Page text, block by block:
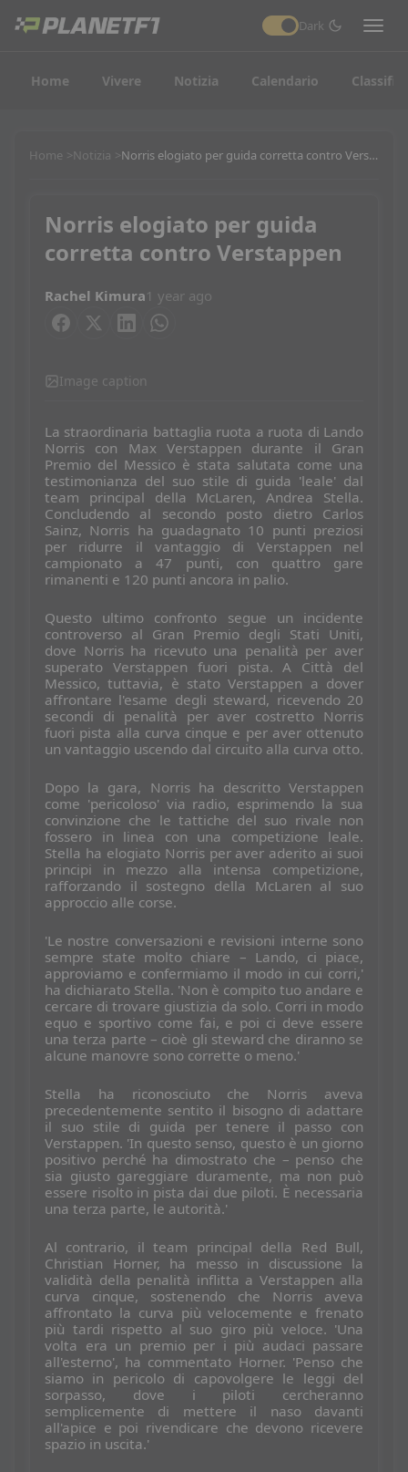
Dark
Home Vivere Notizia Calendario
Home Notizia Norris elogiato per guida corretta contro Verstappen
Norris elogiato per guida
corretta contro Verstappen
Rachel Kimura 1 year ago
Image caption
La straordinaria battaglia ruota a ruota di Lando
Norris con Max Verstappen durante il Gran
Premio del Messico è stata salutata come una
testimonianza del suo stile di guida 'leale' dal
team principal della McLaren, Andrea Stella.
Concludendo al secondo posto dietro Carlos
Sainz, Norris ha guadagnato 10 punti preziosi
per ridurre il vantaggio di Verstappen nel
campionato a 47 punti, con quattro gare
rimanenti e 120 punti ancora in palio.
Questo ultimo confronto segue un incidente
controverso al Gran Premio degli Stati Uniti,
dove Norris ha ricevuto una penalità per aver
superato Verstappen fuori pista. A Città del
Messico, tuttavia, è stato Verstappen a dover
affrontare l'esame degli steward, ricevendo 20
secondi di penalità per aver costretto Norris
fuori pista alla curva cinque e per aver ottenuto
un vantaggio uscendo dal circuito alla curva otto.
Dopo la gara, Norris ha descritto Verstappen
come 'pericoloso' via radio, esprimendo la sua
convinzione che le tattiche del suo rivale non
fossero in linea con una competizione leale.
Stella ha elogiato Norris per aver aderito ai suoi
principi in mezzo alla intensa competizione,
rafforzando il sostegno della McLaren al suo
approccio alle corse.
'Le nostre conversazioni e revisioni interne sono
sempre state molto chiare – Lando, ci piace,
approviamo e confermiamo il modo in cui corri,'
ha dichiarato Stella. 'Non è compito tuo andare e
cercare di trovare giustizia da solo. Corri in modo
equo e sportivo come fai, e poi ci deve essere
una terza parte – cioè gli steward che diranno se
alcune manovre sono corrette o meno.'
Stella ha riconosciuto che Norris aveva
precedentemente sentito il bisogno di adattare
il suo stile di guida per tenere il passo con
Verstappen. 'In questo senso, questo è un giorno
positivo perché ha dimostrato che – penso che
sia giusto gareggiare duramente, ma non può
essere risolto in pista dai due piloti. È necessaria
una terza parte, le autorità.'
Al contrario, il team principal della Red Bull,
Christian Horner, ha messo in discussione la
validità della penalità inflitta a Verstappen alla
curva cinque, sostenendo che Norris aveva
affrontato la curva più velocemente e frenato
più tardi rispetto al suo giro più veloce. 'Una
volta era un premio per i più audaci passare
all'esterno', ha commentato Horner. 'Penso che
siamo in pericolo di capovolgere le leggi del
sorpasso, dove i piloti cercheranno
semplicemente di mettere il naso davanti
all'apice e poi rivendicare che devono ricevere
spazio in uscita.'